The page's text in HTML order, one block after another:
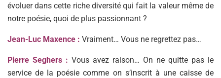
évoluer dans cette riche diversité qui fait la valeur même de
notre poésie, quoi de plus passionnant ?
Jean-Luc Maxence : Vraiment… Vous ne regrettez pas…
Pierre Seghers : Vous avez raison… On ne quitte pas le
service de la poésie comme on s’inscrit à une caisse de